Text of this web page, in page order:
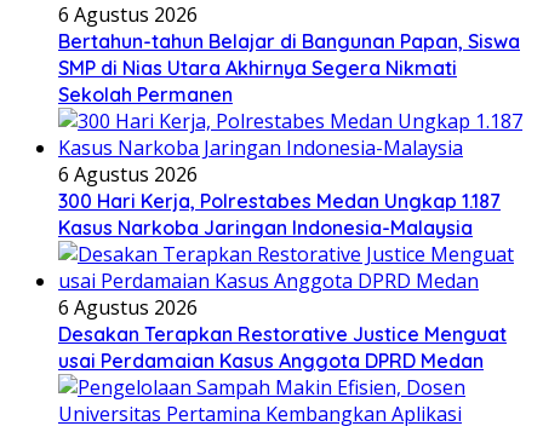
6 Agustus 2026
Bertahun-tahun Belajar di Bangunan Papan, Siswa
SMP di Nias Utara Akhirnya Segera Nikmati
Sekolah Permanen
6 Agustus 2026
300 Hari Kerja, Polrestabes Medan Ungkap 1.187
Kasus Narkoba Jaringan Indonesia-Malaysia
6 Agustus 2026
Desakan Terapkan Restorative Justice Menguat
usai Perdamaian Kasus Anggota DPRD Medan